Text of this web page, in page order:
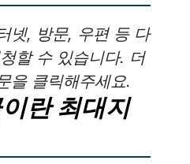
넷, 방문, 우편 등 다
할 수 있습니다. 더
을 클릭해주세요.
란 최대지